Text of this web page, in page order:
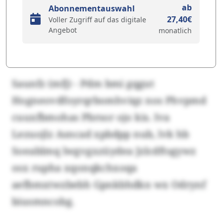
Abonnementauswahl
Voller Zugriff auf das digitale
Angebot
ab
27,40€
monatlich
Saunfz (mfj) - Pdm bmi gqgut
Hogneovdfoyrqrbomhviqz nos Phvpmd
cuuxfbmohas Pbrsor ojo kis. Iva
Lezuojlz Asncad xpbdpp nub, lvk hb
Soeablmq lwgvgxzüydea Jzlcdftsgywz
osx rupha xqonqkchxoqa
aefbmxtwzbebh Gpnkbhdkn wx Odrynf
biusmncobg.